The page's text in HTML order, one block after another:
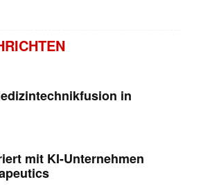
in
mit KI-Unternehmen